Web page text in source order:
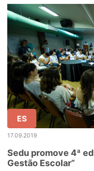
ES
17.09.2019
Sedu promove 4ª
Gestão Escolar”